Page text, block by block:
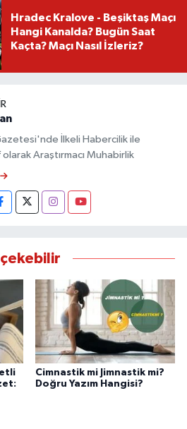
Hradec Kralove - Beşiktaş Maçı
Hangi Kanalda? Bugün Saat
Kaçta? Maçı Nasıl İzleriz?
İlkeli Habercilik ile
Araştırmacı Muhabirlik
Cimnastik mi Jimnastik mi?
Doğru Yazım Hangisi?